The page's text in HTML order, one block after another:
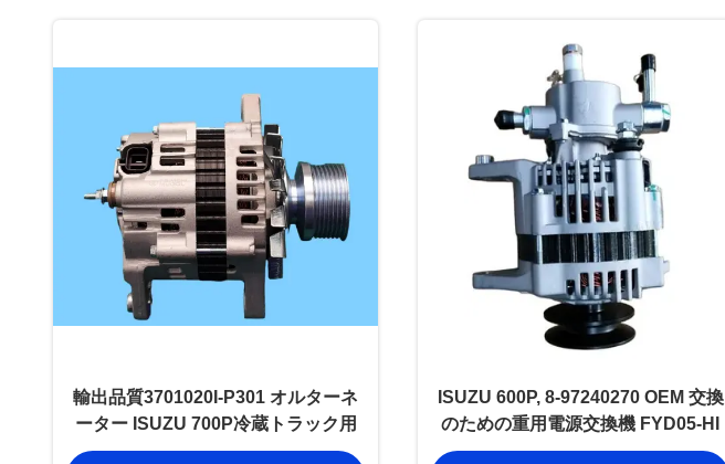
輸出品質3701020I-P301 オルターネ
ーター ISUZU 700P冷蔵トラック用
ISUZU 600P, 8-97240270 OEM 交換
のための重用電源交換機 FYD05-HI